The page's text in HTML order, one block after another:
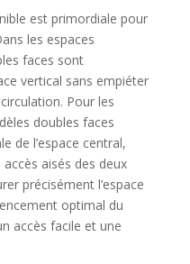
est primordiale pour
les espaces
faces sont
vertical sans empiéter
Pour les
doubles faces
de l’espace central,
aisés des deux
précisément l’espace
optimal du
accès facile et une